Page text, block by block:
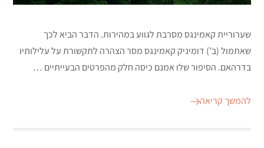
שערוריית קאמינגס מסרבת לגווע במהירות. הדבר הביא לכך
שאתמול (ב’) דומיניק קאמינגס מסר הצהרה לתקשורת על עלילותיו
בדרהאם. הסיפור שלו אמנם כיסה חלק מהפרטים הבעייתיים …
להמשך קריאה